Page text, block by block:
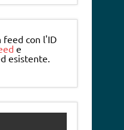
feed con l'ID
e
esistente.